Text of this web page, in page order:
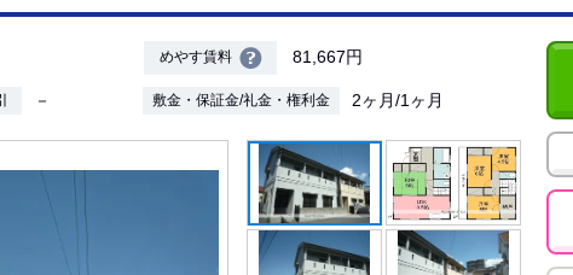
めやす賃料 81,667円
－ 敷金・保証金/礼金・権利金 2ヶ月/1ヶ月